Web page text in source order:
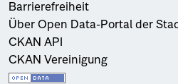
Barrierefreiheit
Über Open Data-Portal der
CKAN API
CKAN Vereinigung